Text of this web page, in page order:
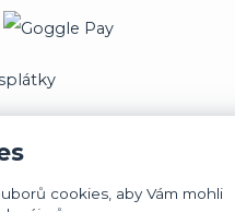
cookies, aby Vám mohli